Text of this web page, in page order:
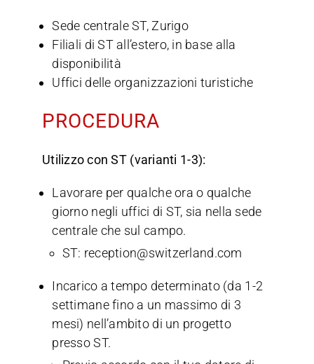
Sede centrale ST, Zurigo
Filiali di ST all’estero, in base alla
disponibilità
Uffici delle organizzazioni turistiche
PROCEDURA
Utilizzo con ST (varianti 1-3):
Lavorare per qualche ora o qualche
giorno negli uffici di ST, sia nella sede
centrale che sul campo.
ST: reception@switzerland.com
Incarico a tempo determinato (da 1-2
settimane fino a un massimo di 3
mesi) nell’ambito di un progetto
presso ST.